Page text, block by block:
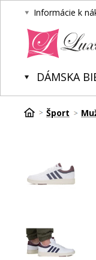
Informácie k
DÁMSKA
Šport